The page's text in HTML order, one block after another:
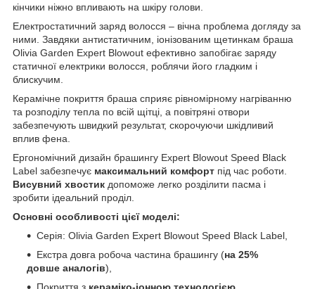
кінчики ніжно впливають на шкіру голови.
Електростатичний заряд волосся – вічна проблема догляду за
ними. Завдяки антистатичним, іонізованим щетинкам браша
Olivia Garden Expert Blowout ефективно запобігає заряду
статичної електрики волосся, роблячи його гладким і
блискучим.
Керамічне покриття браша сприяє рівномірному нагріванню
та розподілу тепла по всій щітці, а повітряні отвори
забезпечують швидкий результат, скорочуючи шкідливий
вплив фена.
Ергономічний дизайн брашингу Expert Blowout Speed Black
Label забезпечує максимальний комфорт під час роботи.
Висувний хвостик допоможе легко розділити пасма і
зробити ідеальний проділ.
Основні особливості цієї моделі:
Серія: Olivia Garden Expert Blowout Speed Black Label,
Екстра довга робоча частина брашингу (на 25%
довше аналогів),
Покриття з кераміко-іонною технологією